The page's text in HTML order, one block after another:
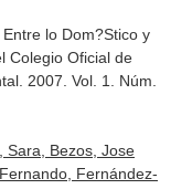
lo Dom?Stico y
Colegio Oficial de
. 2007. Vol. 1. Núm.
Sara, Bezos, Jose
Fernández-